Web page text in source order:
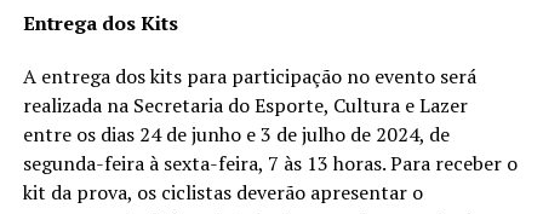
Entrega dos Kits
A entrega dos kits para participação no evento será
realizada na Secretaria do Esporte, Cultura e Lazer
entre os dias 24 de junho e 3 de julho de 2024, de
segunda-feira à sexta-feira, 7 às 13 horas. Para receber o
kit da prova, os ciclistas deverão apresentar o